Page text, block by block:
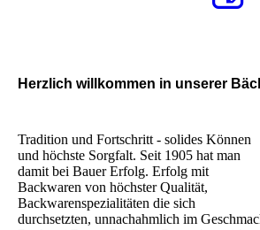
Herzlich willkommen in unserer
Tradition und Fortschritt - solides Können
und höchste Sorgfalt. Seit 1905 hat man
damit bei Bauer Erfolg. Erfolg mit
Backwaren von höchster Qualität,
Backwarenspezialitäten die sich
durchsetzten, unnachahmlich im